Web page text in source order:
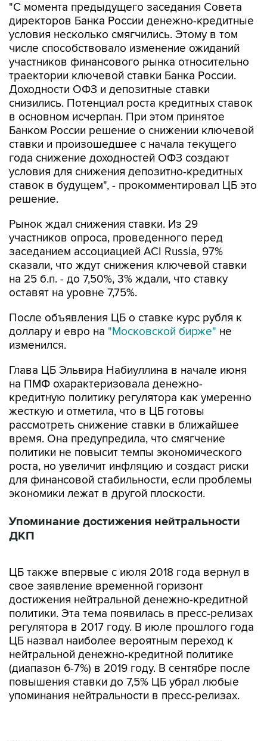
"С момента предыдущего заседания Совета
директоров Банка России денежно-кредитные
условия несколько смягчились. Этому в том
числе способствовало изменение ожиданий
участников финансового рынка относительно
траектории ключевой ставки Банка России.
Доходности ОФЗ и депозитные ставки
снизились. Потенциал роста кредитных ставок
в основном исчерпан. При этом принятое
Банком России решение о снижении ключевой
ставки и произошедшее с начала текущего
года снижение доходностей ОФЗ создают
условия для снижения депозитно-кредитных
ставок в будущем", - прокомментировал ЦБ это
решение.
Рынок ждал снижения ставки. Из 29
участников опроса, проведенного перед
заседанием ассоциацией ACI Russia, 97%
сказали, что ждут снижения ключевой ставки
на 25 б.п. - до 7,50%, 3% ждали, что ставку
оставят на уровне 7,75%.
После объявления ЦБ о ставке курс рубля к
доллару и евро на "Московской бирже" не
изменился.
Глава ЦБ Эльвира Набиуллина в начале июня
на ПМФ охарактеризовала денежно-
кредитную политику регулятора как умеренно
жесткую и отметила, что в ЦБ готовы
рассмотреть снижение ставки в ближайшее
время. Она предупредила, что смягчение
политики не повысит темпы экономического
роста, но увеличит инфляцию и создаст риски
для финансовой стабильности, если проблемы
экономики лежат в другой плоскости.
Упоминание достижения нейтральности
ДКП
ЦБ также впервые с июля 2018 года вернул в
свое заявление временной горизонт
достижения нейтральной денежно-кредитной
политики. Эта тема появилась в пресс-релизах
регулятора в 2017 году. В июле прошлого года
ЦБ назвал наиболее вероятным переход к
нейтральной денежно-кредитной политике
(диапазон 6-7%) в 2019 году. В сентябре после
повышения ставки до 7,5% ЦБ убрал любые
упоминания нейтральности в пресс-релизах.